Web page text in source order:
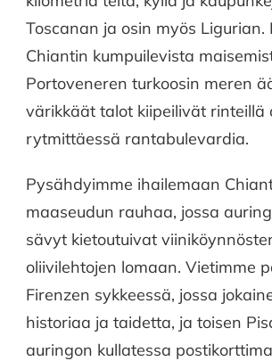
Toscanan ja osin myös Ligurian.
Chiantin kumpuilevista
Portoveneren turkoosin meren
värikkäät talot kiipeilivät rinteillä
rytmittäessä rantabulevardia.
Pysähdyimme ihailemaan
maaseudun rauhaa, jossa
sävyt kietoutuivat
oliivilehtojen lomaan. Vietimme
Firenzen sykkeessä, jossa
historiaa ja taidetta, ja toisen
auringon kullatessa